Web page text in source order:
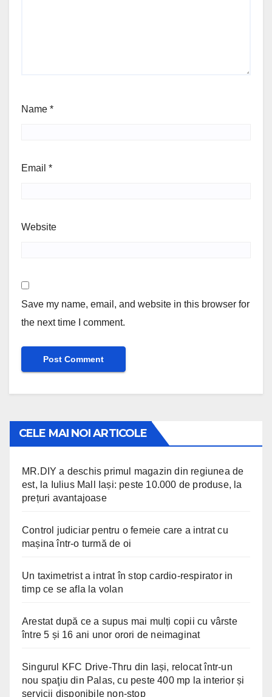
Name *
Email *
Website
Save my name, email, and website in this browser for
the next time I comment.
CELE MAI NOI ARTICOLE
MR.DIY a deschis primul magazin din regiunea de
est, la Iulius Mall Iași: peste 10.000 de produse, la
prețuri avantajoase
Control judiciar pentru o femeie care a intrat cu
mașina într-o turmă de oi
Un taximetrist a intrat în stop cardio-respirator in
timp ce se afla la volan
Arestat după ce a supus mai mulți copii cu vârste
între 5 și 16 ani unor orori de neimaginat
Singurul KFC Drive-Thru din Iași, relocat într-un
nou spaţiu din Palas, cu peste 400 mp la interior și
servicii disponibile non-stop